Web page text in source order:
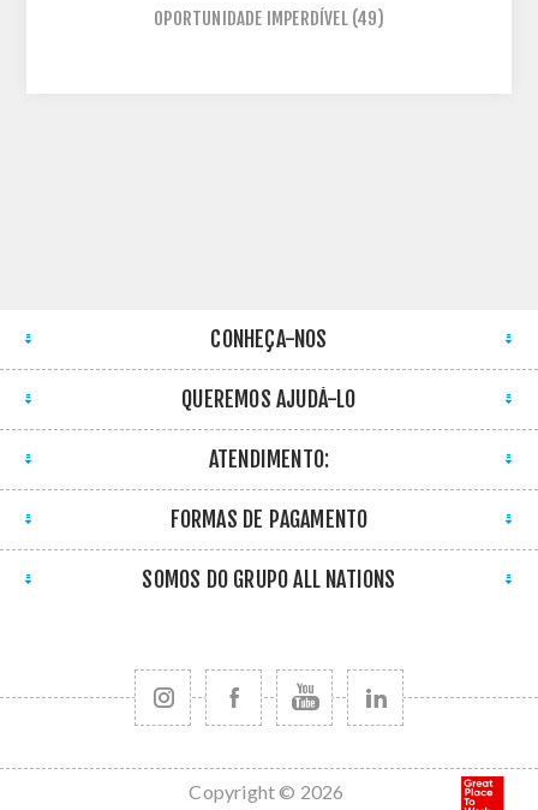
OPORTUNIDADE IMPERDÍVEL (49)
CONHEÇA-NOS
QUEREMOS AJUDÁ-LO
ATENDIMENTO:
FORMAS DE PAGAMENTO
SOMOS DO GRUPO ALL NATIONS
Copyright © 2026